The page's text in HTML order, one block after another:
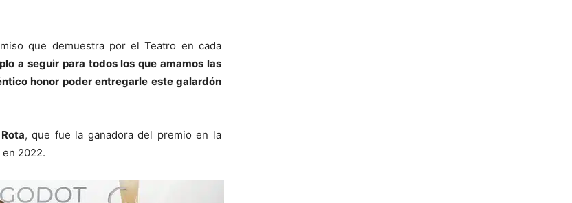
que demuestra por el Teatro en cada
a seguir para todos los que amamos las
honor poder entregarle este galardón
, que fue la ganadora del premio en la
2022.